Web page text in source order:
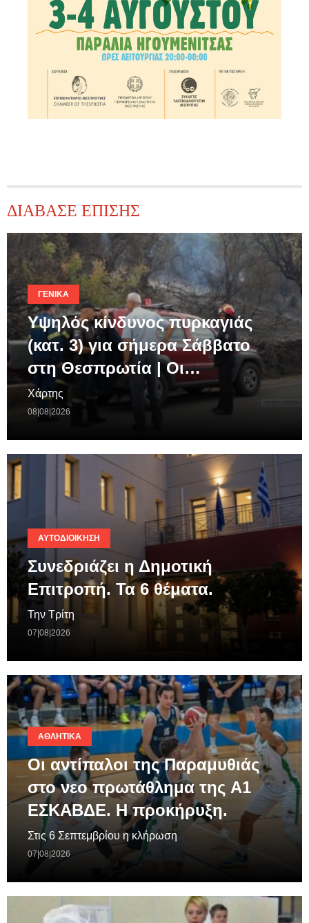
ΔΙΑΒΑΣΕ ΕΠΙΣΗΣ
ΓΕΝΙΚΆ
Υψηλός κίνδυνος πυρκαγιάς
(κατ. 3) για σήμερα Σάββατο
στη Θεσπρωτία | Οι…
Χάρτης
08|08|2026
ΑΥΤΟΔΙΟΊΚΗΣΗ
Συνεδριάζει η Δημοτική
Επιτροπή. Τα 6 θέματα.
Την Τρίτη
07|08|2026
ΑΘΛΗΤΙΚΆ
Οι αντίπαλοι της Παραμυθιάς
στο νεο πρωτάθλημα της A1
ΕΣΚΑΒΔΕ. Η προκήρυξη.
Στις 6 Σεπτεμβρίου η κλήρωση
07|08|2026